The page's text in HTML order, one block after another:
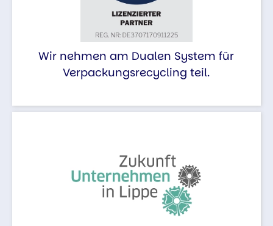
Wir nehmen am Dualen System für
Verpackungsrecycling teil.